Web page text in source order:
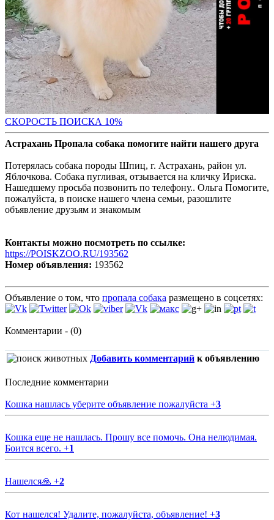
СКОРОСТЬ ПОИСКА 10%
Астрахань Пропала собака помогите найти нашего друга
Потерялась собака породы Шпиц, г. Астрахань, район ул.
Яблочкова. Собака пугливая, отзывается на кличку Ириска.
Нашедшему просьба позвонить по телефону.. Ольга Помогите,
пожалуйста, в поиске нашего члена семьи, разошлите
объявление друзьям и знакомым
Контакты можно посмотреть по ссылке:
https://POISKZOO.RU/193562
Номер объявления: 193562
Объявление о том, что пропала собака размещено в соцсетях:
Комментарии - (0)
Добавить комментарий к объявлению
Последние комментарии
Кошка нашлась уберите объявление пожалуйста +3
Кошка еще не нашлась. Прошу все помочь. Она нелюдимая.
Боится всего. +1
Нашелся🙏 +2
Кот нашелся! Удалите, пожалуйста, объявление! +3